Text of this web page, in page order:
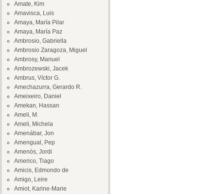
Amate, Kim
Amavisca, Luis
Amaya, María Pilar
Amaya, María Paz
Ambrosio, Gabriella
Ambrosio Zaragoza, Miguel
Ambrosy, Manuel
Ambrozewski, Jacek
Ambrus, Víctor G.
Amechazurra, Gerardo R.
Ameixeiro, Daniel
Amekan, Hassan
Ameli, M.
Ameli, Michela
Amenábar, Jon
Amengual, Pep
Amenós, Jordi
Americo, Tiago
Amicis, Edmondo de
Amigo, Leire
Amiot, Karine-Marie